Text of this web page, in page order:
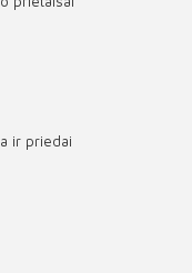
ir priedai